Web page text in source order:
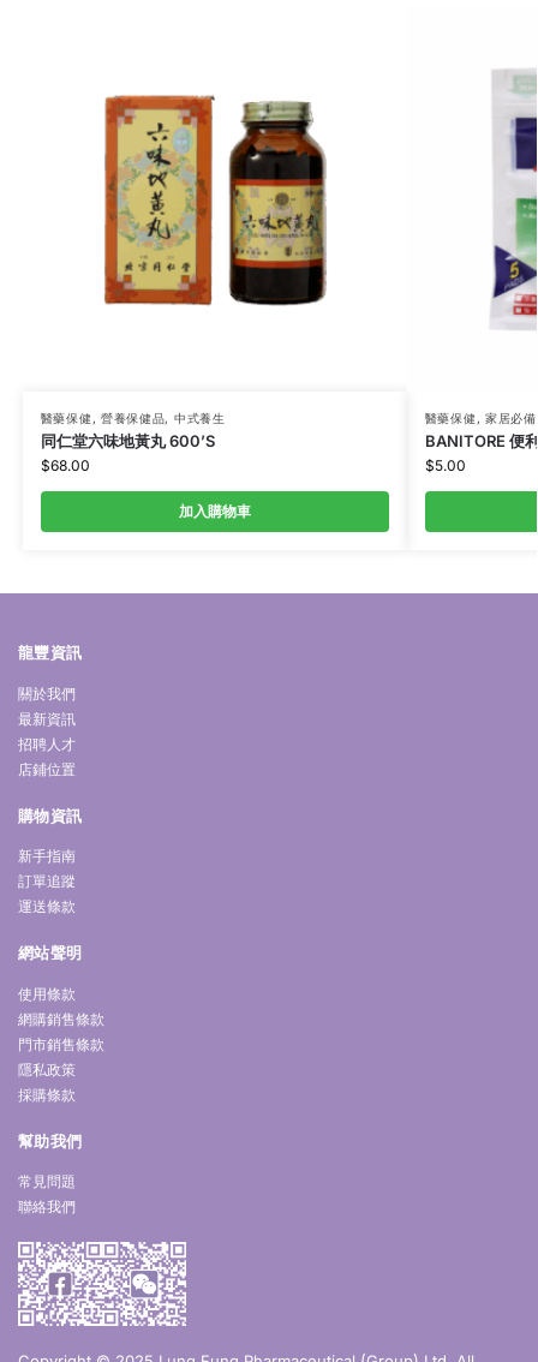
醫藥保健, 營養保健品, 中式養生
同仁堂六味地黃丸 600’S
$68.00
加入購物車
醫藥保健, 家居必備
BANITORE 便
$5.00
龍豐資訊
關於我們
最新資訊
招聘人才
店鋪位置
購物資訊
新手指南
訂單追蹤
運送條款
網站聲明
使用條款
網購銷售條款
門市銷售條款
隱私政策
採購條款
幫助我們
常見問題
聯絡我們